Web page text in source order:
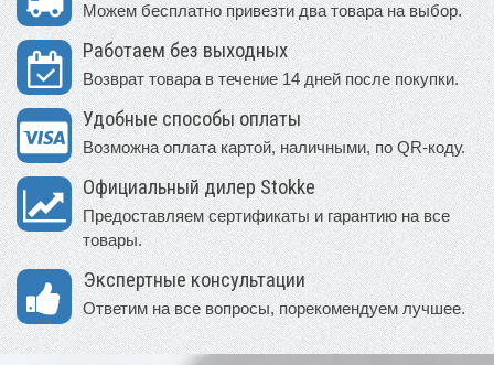
Можем бесплатно привезти два товара на выбор.
Работаем без выходных
Возврат товара в течение 14 дней после покупки.
Удобные способы оплаты
Возможна оплата картой, наличными, по QR-коду.
Официальный дилер Stokke
Предоставляем сертификаты и гарантию на все
товары.
Экспертные консультации
Ответим на все вопросы, порекомендуем лучшее.